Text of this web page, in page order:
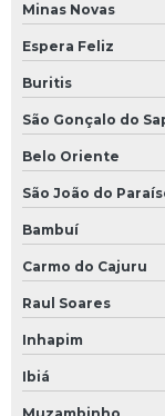
Válvula globo
Minas Novas
Espera Feliz
Buritis
São Gonçalo do
Belo Oriente
São João do
Bambuí
Carmo do Cajuru
Raul Soares
Inhapim
Ibiá